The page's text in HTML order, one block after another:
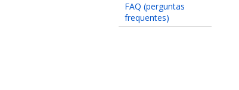
FAQ (perguntas
frequentes)